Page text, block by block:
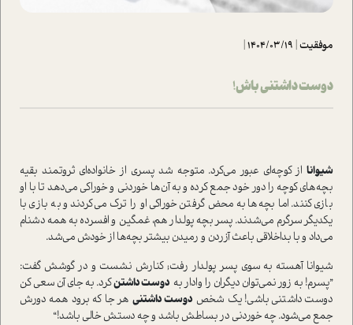
موفقیت|
1404/03/19
|
دوست داشتنی باش!
شیوانا از کوچه‌ای عبور می‌کرد. متوجه شد پسری از خانواده‌ای ثروتمند بقیه
بچه‌های کوچه را دور خود جمع كرده و به آن‌ها خوردنی و خوراکی می‌دهد تا با او
بازی کنند. اما بچه‌ها به محض گرفتن خوراکی او را ترک می‌کردند و به بازی با
یکدیگر سرگرم می‌شدند. پسر بچه پولدار هم، غمگین و افسرده به همه دشنام
می‌داد و با بداخلاقی باعث آزردن و رمیدن بیشتر بچه‌ها از خودش می‌شد.
شیوانا آهسته به سوی پسر پولدار رفت; کنارش نشست و در گوشش گفت:
”پسرم! به زور نمی‌توان دیگران را وادار به دوست داشتنکرد. به جای آن سعی کن
دوست داشتنی باشی! یک شخص دوست داشتنی هر جا که برود همه دورش
جمع می‌شود. چه خوردنی در بساطش باشد و چه دستش خالی باشد!“